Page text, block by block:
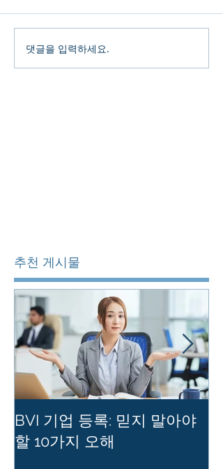
댓글을 입력하세요.
추천 게시물
BVI 기업 등록: 믿지 말아야
할 10가지 오해